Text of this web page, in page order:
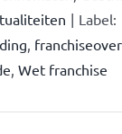
| Label:
Wet franchise